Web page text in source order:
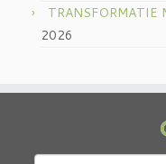
TRANSFORMATIE
2026